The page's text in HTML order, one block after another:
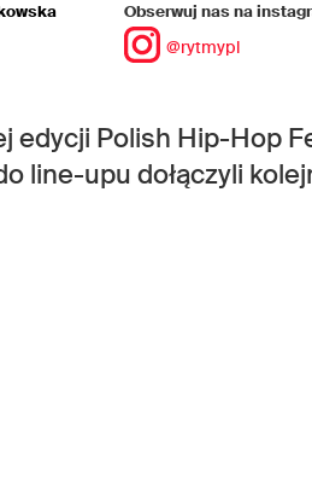
Obserwuj nas na
@rytmypl
edycji Polish Hip-Hop
line-upu dołączyli